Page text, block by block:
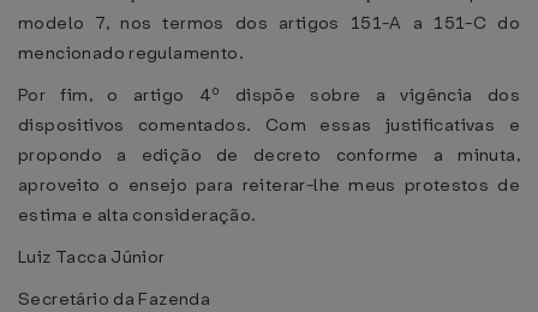
modelo 7, nos termos dos artigos 151-A a 151-C do
mencionado regulamento.
Por fim, o artigo 4º dispõe sobre a vigência dos
dispositivos comentados. Com essas justificativas e
propondo a edição de decreto conforme a minuta,
aproveito o ensejo para reiterar-lhe meus protestos de
estima e alta consideração.
Luiz Tacca Júnior
Secretário da Fazenda